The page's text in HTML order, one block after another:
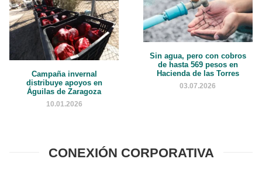
Campaña invernal
distribuye apoyos en
Águilas de Zaragoza
10.01.2026
Sin agua, pero con cobros
de hasta 569 pesos en
Hacienda de las Torres
03.07.2026
CONEXIÓN CORPORATIVA